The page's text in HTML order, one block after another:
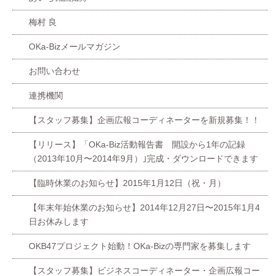
梅村 良
OKa-Bizメールマガジン
お問い合わせ
連携機関
【スタッフ募集】企画広報コーディネーターを新規募集！！
【リリース】「OKa-Biz活動報告書 開設から1年の記録
（2013年10月〜2014年9月）｣完成・ダウンロードできます
【臨時休業のお知らせ】2015年1月12日（祝・月）
【年末年始休業のお知らせ】2014年12月27日〜2015年1月4
日お休みします
OKB47プロジェクト始動！OKa-Bizの専門家を募集します
【スタッフ募集】ビジネスコーディネーター・企画広報コー